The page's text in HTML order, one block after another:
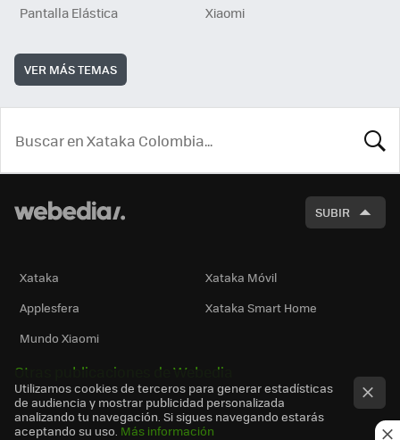
Pantalla Elástica
Xiaomi
VER MÁS TEMAS
SUBIR
Xataka
Xataka Móvil
Applesfera
Xataka Smart Home
Mundo Xiaomi
Otras publicaciones de Webedia
Utilizamos cookies de terceros para generar estadísticas
de audiencia y mostrar publicidad personalizada
analizando tu navegación. Si sigues navegando estarás
aceptando su uso. Más información